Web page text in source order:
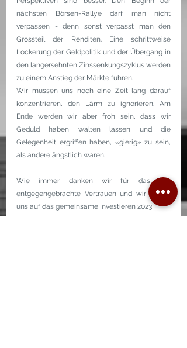
nächsten Börsen-Rallye darf man nicht
verpassen - denn sonst verpasst man den
Grossteil der Renditen. Eine schrittweise
Lockerung der Geldpolitik und der Übergang in
den langersehnten Zinssenkungszyklus werden
zu einem Anstieg der Märkte führen.
Wir müssen uns noch eine Zeit lang darauf
konzentrieren, den Lärm zu ignorieren. Am
Ende werden wir aber froh sein, dass wir
Geduld haben walten lassen und die
Gelegenheit ergriffen haben, «gierig» zu sein,
als andere ängstlich waren.
Wie immer danken wir für das uns
entgegengebrachte Vertrauen und wir freuen
uns auf das gemeinsame Investieren 2023!